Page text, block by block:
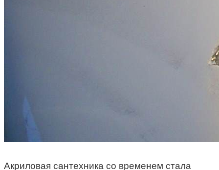
Акриловая сантехника со временем стала